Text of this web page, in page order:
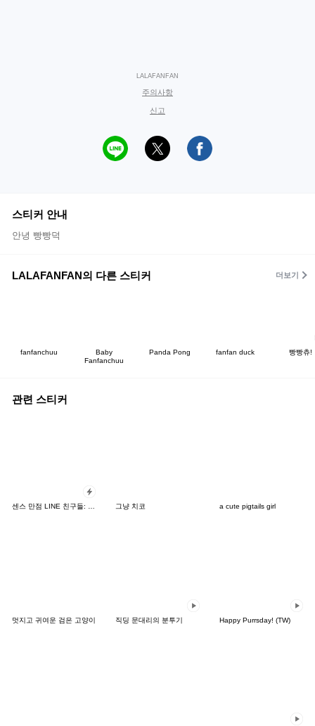
LALAFANFAN
주의사항
신고
스티커 안내
안녕 빵빵덕
LALAFANFAN의 다른 스티커 더보기
fanfanchuu
Baby
Fanfanchuu
Panda Pong fanfan duck 빵빵츄!
관련 스티커
센스 만점 LINE 친구들: 카드 버전 그냥 치코 a cute pigtails girl
멋지고 귀여운 검은 고양이 직딩 문대리의 분투기 Happy Purrsday! (TW)